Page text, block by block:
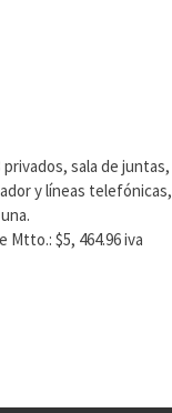
sala de juntas,
y líneas telefónicas,
$5, 464.96 iva